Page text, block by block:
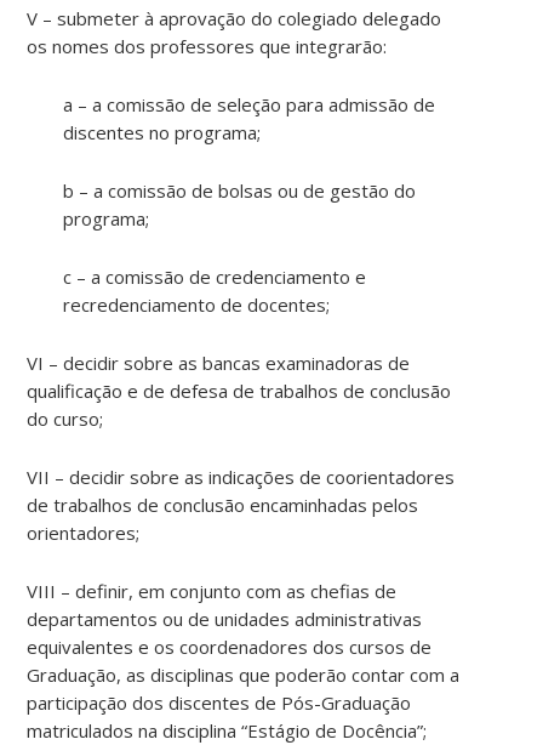
V – submeter à aprovação do colegiado delegado
os nomes dos professores que integrarão:
a – a comissão de seleção para admissão de
discentes no programa;
b – a comissão de bolsas ou de gestão do
programa;
c – a comissão de credenciamento e
recredenciamento de docentes;
VI – decidir sobre as bancas examinadoras de
qualificação e de defesa de trabalhos de conclusão
do curso;
VII – decidir sobre as indicações de coorientadores
de trabalhos de conclusão encaminhadas pelos
orientadores;
VIII – definir, em conjunto com as chefias de
departamentos ou de unidades administrativas
equivalentes e os coordenadores dos cursos de
Graduação, as disciplinas que poderão contar com a
participação dos discentes de Pós-Graduação
matriculados na disciplina “Estágio de Docência”;